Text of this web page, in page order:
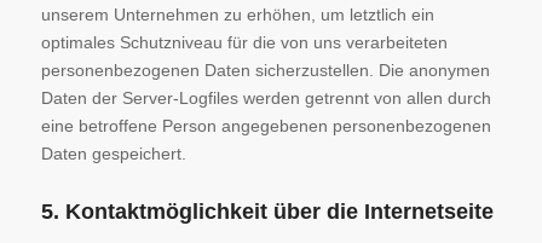
unserem Unternehmen zu erhöhen, um letztlich ein
optimales Schutzniveau für die von uns verarbeiteten
personenbezogenen Daten sicherzustellen. Die anonymen
Daten der Server-Logfiles werden getrennt von allen durch
eine betroffene Person angegebenen personenbezogenen
Daten gespeichert.
5. Kontaktmöglichkeit über die Internetseite